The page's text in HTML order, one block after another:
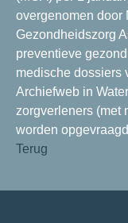
overgenomen door
Gezondheidszorg
preventieve
medische dossiers
Archiefweb in
zorgverleners (met
worden
Terug